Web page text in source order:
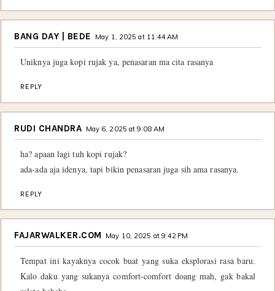
BANG DAY | BEDE May 1, 2025 at 11:44 AM
Uniknya juga kopi rujak ya, penasaran ma cita rasanya
REPLY
RUDI CHANDRA May 6, 2025 at 9:08 AM
ha? apaan lagi tuh kopi rujak?
ada-ada aja idenya, tapi bikin penasaran juga sih ama rasanya.
REPLY
FAJARWALKER.COM May 10, 2025 at 9:42 PM
Tempat ini kayaknya cocok buat yang suka eksplorasi rasa baru.
Kalo daku yang sukanya comfort-comfort doang mah, gak bakal